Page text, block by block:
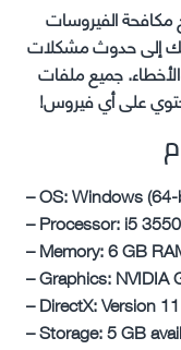
مكافحة الفيروسات
إلى حدوث مشكلات
جميع ملفات
– OS: Windows
– Processor: i5
– Memory: 6 GB
– Graphics: NVIDIA
– DirectX: Version 11
– Storage: 5 GB